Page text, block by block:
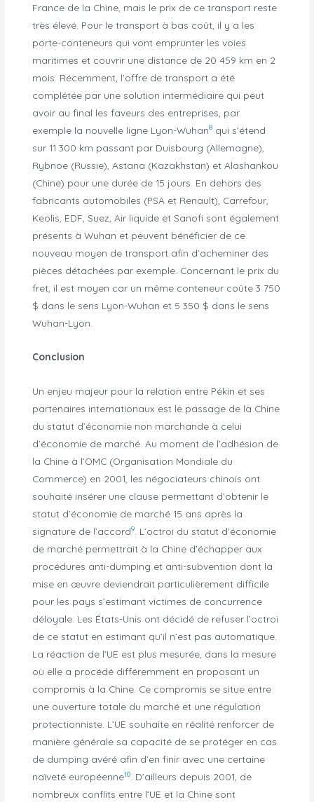
France de la Chine, mais le prix de ce transport reste
très élevé. Pour le transport à bas coût, il y a les
porte-conteneurs qui vont emprunter les voies
maritimes et couvrir une distance de 20 459 km en 2
mois. Récemment, l’offre de transport a été
complétée par une solution intermédiaire qui peut
avoir au final les faveurs des entreprises, par
exemple la nouvelle ligne Lyon-Wuhan8 qui s’étend
sur 11 300 km passant par Duisbourg (Allemagne),
Rybnoe (Russie), Astana (Kazakhstan) et Alashankou
(Chine) pour une durée de 15 jours. En dehors des
fabricants automobiles (PSA et Renault), Carrefour,
Keolis, EDF, Suez, Air liquide et Sanofi sont également
présents à Wuhan et peuvent bénéficier de ce
nouveau moyen de transport afin d’acheminer des
pièces détachées par exemple. Concernant le prix du
fret, il est moyen car un même conteneur coûte 3 750
$ dans le sens Lyon-Wuhan et 5 350 $ dans le sens
Wuhan-Lyon.
Conclusion
Un enjeu majeur pour la relation entre Pékin et ses
partenaires internationaux est le passage de la Chine
du statut d’économie non marchande à celui
d’économie de marché. Au moment de l’adhésion de
la Chine à l’OMC (Organisation Mondiale du
Commerce) en 2001, les négociateurs chinois ont
souhaité insérer une clause permettant d’obtenir le
statut d’économie de marché 15 ans après la
signature de l’accord9. L’octroi du statut d’économie
de marché permettrait à la Chine d’échapper aux
procédures anti-dumping et anti-subvention dont la
mise en œuvre deviendrait particulièrement difficile
pour les pays s’estimant victimes de concurrence
déloyale. Les États-Unis ont décidé de refuser l’octroi
de ce statut en estimant qu’il n’est pas automatique.
La réaction de l’UE est plus mesurée, dans la mesure
où elle a procédé différemment en proposant un
compromis à la Chine. Ce compromis se situe entre
une ouverture totale du marché et une régulation
protectionniste. L’UE souhaite en réalité renforcer de
manière générale sa capacité de se protéger en cas
de dumping avéré afin d’en finir avec une certaine
naïveté européenne10. D’ailleurs depuis 2001, de
nombreux conflits entre l’UE et la Chine sont